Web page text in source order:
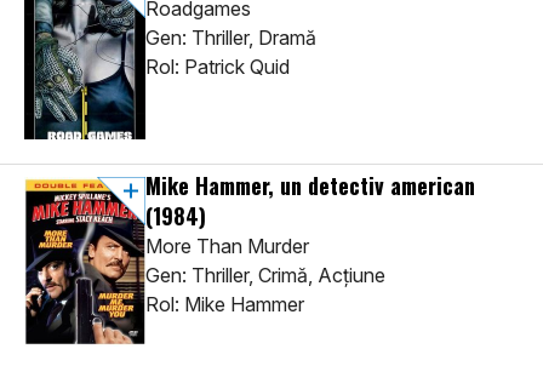
Roadgames
Gen: Thriller, Dramă
Rol: Patrick Quid
Mike Hammer, un detectiv american
(1984)
More Than Murder
Gen: Thriller, Crimă, Acţiune
Rol: Mike Hammer